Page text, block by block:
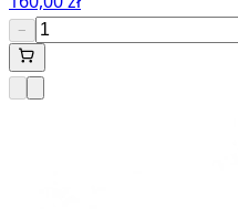
−